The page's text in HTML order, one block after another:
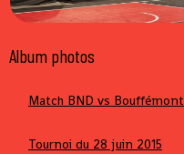
Album photos
Match BND vs Bouffémont
Tournoi du 28 juin 2015